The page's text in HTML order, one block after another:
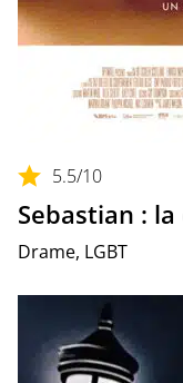
5.5/10
Sebastian :
Drame, LGBT